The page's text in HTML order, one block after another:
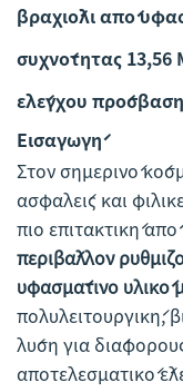
βραχιόλι από
συχνότητας 13,56
ελέγχου
Εισαγωγή
Στον σημερινό
ασφαλείς και
πιο επιτακτική
περιβάλλον
υφασμάτινο υλικό
πολυλειτουργική,
λύση για
αποτελεσματικό